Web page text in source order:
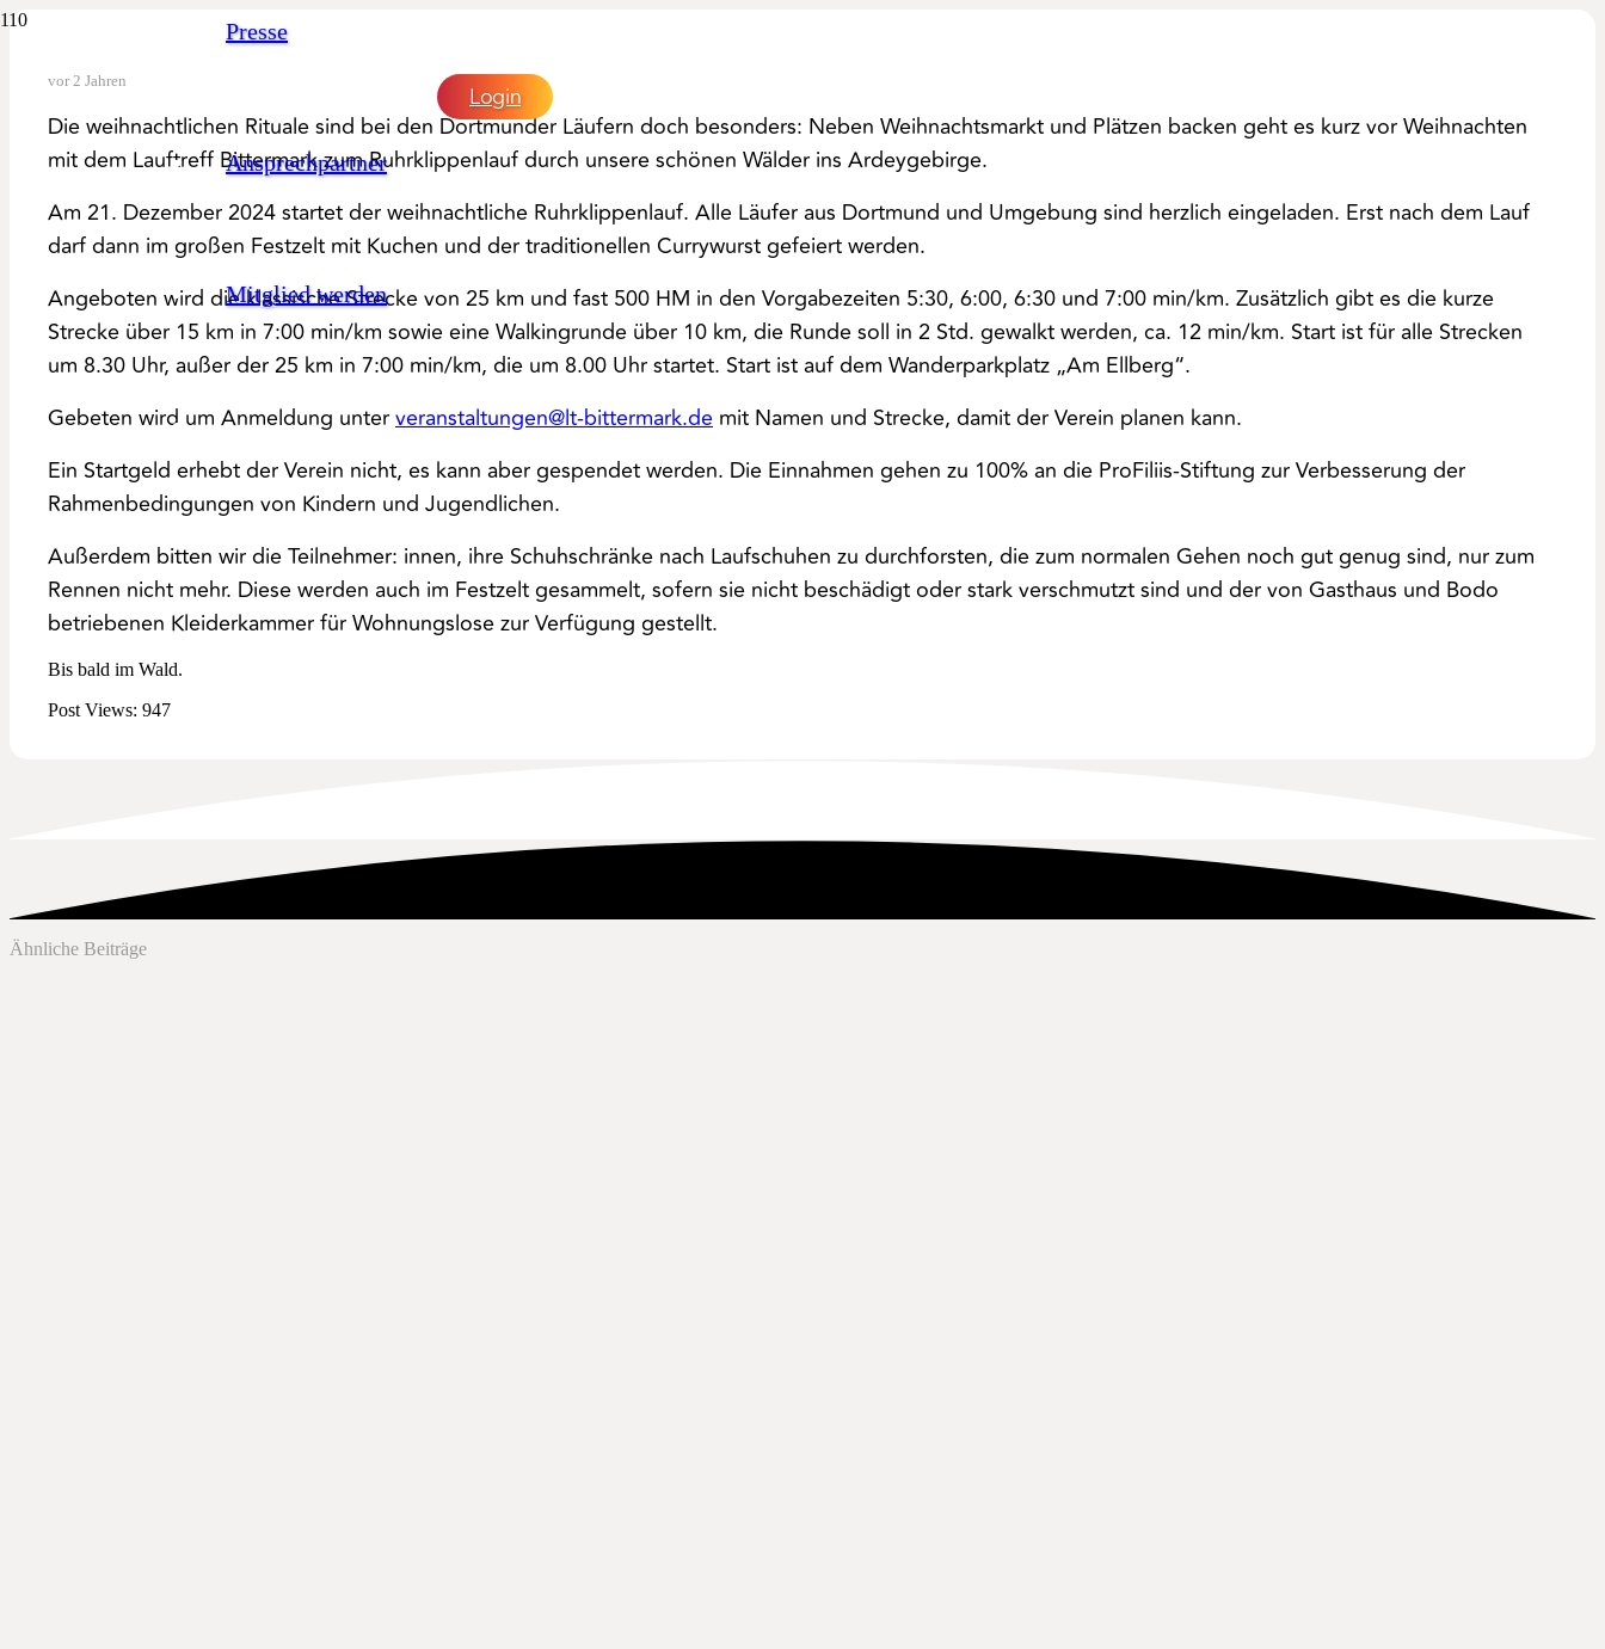
Presse
Ansprechpartner
Mitglied werden
Login
vor 2 Jahren
Die weihnachtlichen Rituale sind bei den Dortmunder Läufern doch besonders: Neben Weihnachtsmarkt und Plätzen backen geht es kurz vor Weihnachten
mit dem Lauftreff Bittermark zum Ruhrklippenlauf durch unsere schönen Wälder ins Ardeygebirge.
Am 21. Dezember 2024 startet der weihnachtliche Ruhrklippenlauf. Alle Läufer aus Dortmund und Umgebung sind herzlich eingeladen. Erst nach dem Lauf
darf dann im großen Festzelt mit Kuchen und der traditionellen Currywurst gefeiert werden.
Angeboten wird die klassische Strecke von 25 km und fast 500 HM in den Vorgabezeiten 5:30, 6:00, 6:30 und 7:00 min/km. Zusätzlich gibt es die kurze
Strecke über 15 km in 7:00 min/km sowie eine Walkingrunde über 10 km, die Runde soll in 2 Std. gewalkt werden, ca. 12 min/km. Start ist für alle Strecken
um 8.30 Uhr, außer der 25 km in 7:00 min/km, die um 8.00 Uhr startet. Start ist auf dem Wanderparkplatz „Am Ellberg“.
Gebeten wird um Anmeldung unterveranstaltungen@lt-bittermark.de mit Namen und Strecke, damit der Verein planen kann.
Ein Startgeld erhebt der Verein nicht, es kann aber gespendet werden. Die Einnahmen gehen zu 100% an die ProFiliis-Stiftung zur Verbesserung der
Rahmenbedingungen von Kindern und Jugendlichen.
Außerdem bitten wir die Teilnehmer: innen, ihre Schuhschränke nach Laufschuhen zu durchforsten, die zum normalen Gehen noch gut genug sind, nur zum
Rennen nicht mehr. Diese werden auch im Festzelt gesammelt, sofern sie nicht beschädigt oder stark verschmutzt sind und der von Gasthaus und Bodo
betriebenen Kleiderkammer für Wohnungslose zur Verfügung gestellt.
Bis bald im Wald.
Post Views: 947
Ähnliche Beiträge